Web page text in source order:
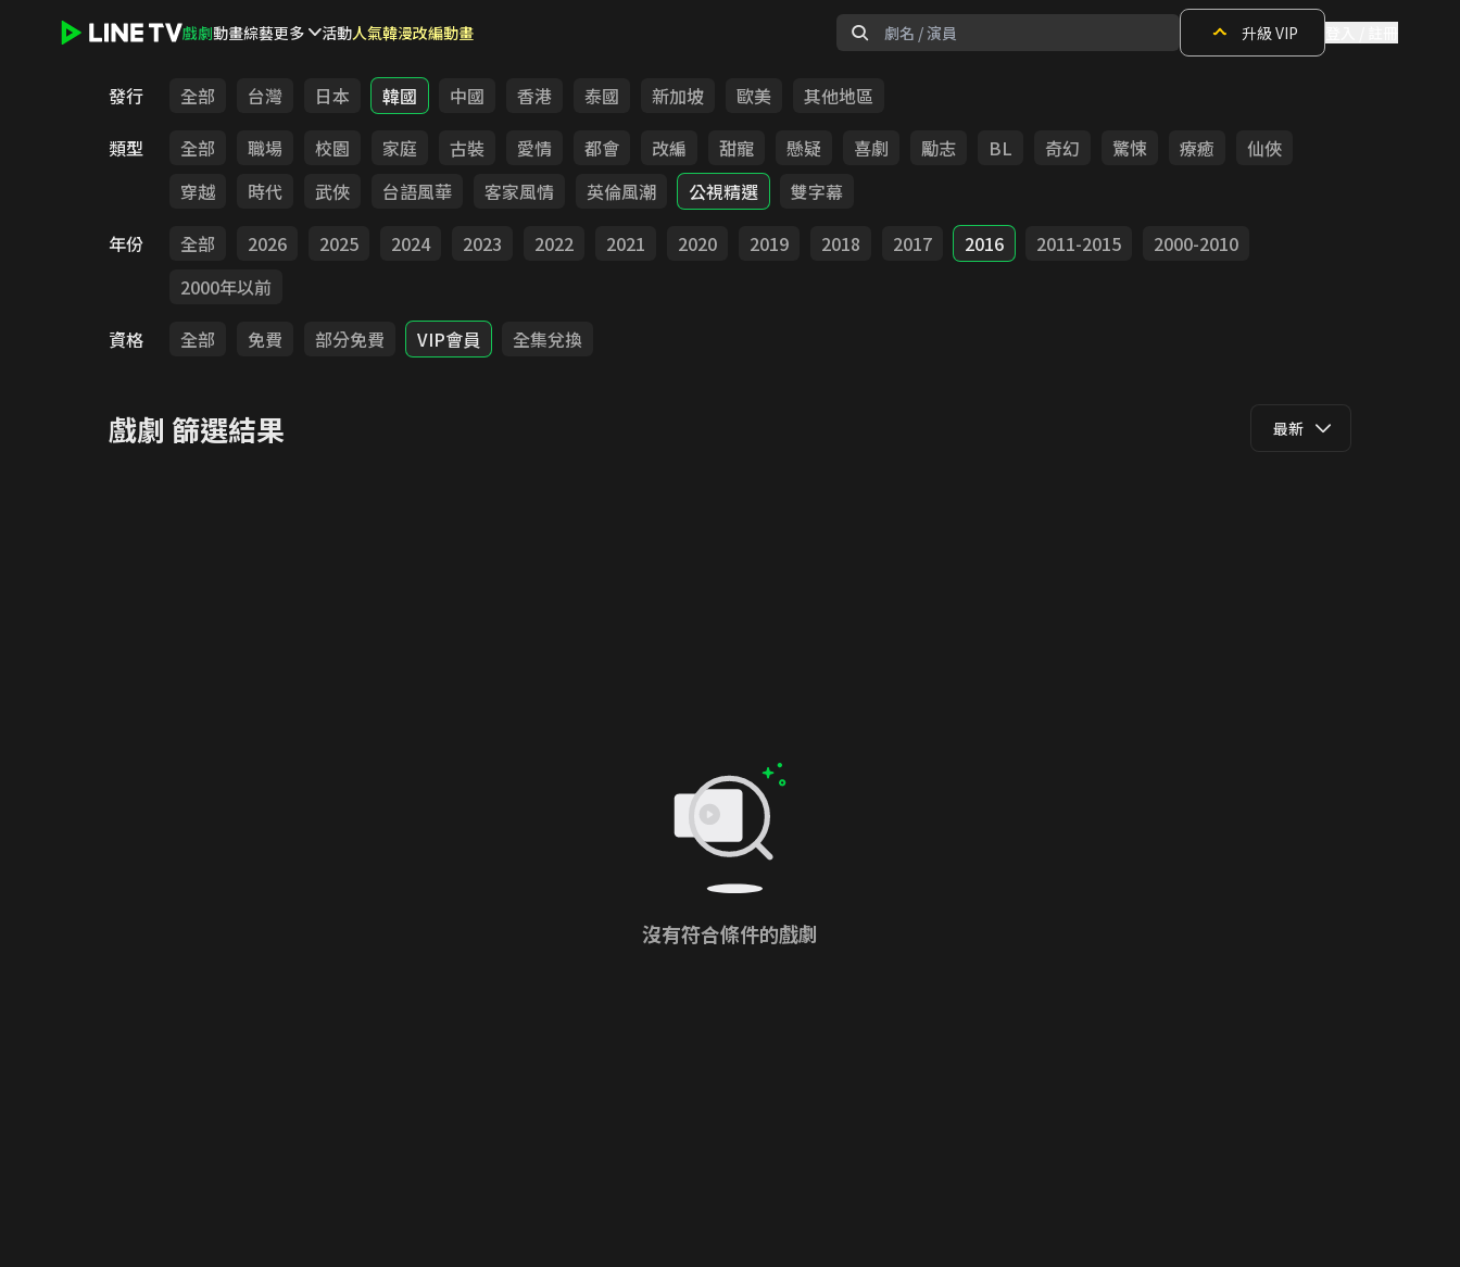
戲劇動畫綜藝更多 活動人氣韓漫改編動畫 升級 VIP
發行 全部 台灣 日本 韓國 中國 香港 泰國 新加坡 歐美
其他地區
類型
全部 職場 校園 家庭 古裝 愛情 都會 改編 甜寵 懸疑 喜劇 勵志 BL 奇幻 驚悚 療癒
仙俠
穿越
時代 武俠 台語風華 客家風情 英倫風潮 公視精選
雙字幕
年份
全部 2026 2025 2024 2023 2022 2021 2020 2019 2018 2017 2016 2011-2015
2000-2010
2000年以前
資格
全部 免費 部分免費 VIP會員 全集兌換
戲劇 篩選結果 最新
沒有符合條件的戲劇